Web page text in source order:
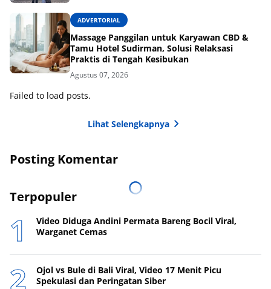
ADVERTORIAL
Massage Panggilan untuk Karyawan CBD &
Tamu Hotel Sudirman, Solusi Relaksasi
Praktis di Tengah Kesibukan
Agustus 07, 2026
Failed to load posts.
Lihat Selengkapnya
Posting Komentar
Terpopuler
Video Diduga Andini Permata Bareng Bocil Viral,
Warganet Cemas
Ojol vs Bule di Bali Viral, Video 17 Menit Picu
Spekulasi dan Peringatan Siber